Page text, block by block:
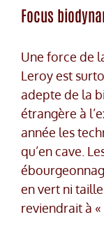
Focus
Une force de
Leroy est
adepte de la
étrangère à
année les
qu’en cave.
en vert ni
reviendrait à